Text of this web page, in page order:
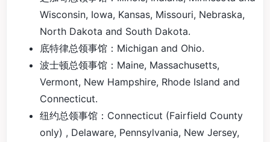
Wisconsin, Iowa, Kansas, Missouri, Nebraska,
North Dakota and South Dakota.
底特律总领事馆：Michigan and Ohio.
波士顿总领事馆：Maine, Massachusetts,
Vermont, New Hampshire, Rhode Island and
Connecticut.
纽约总领事馆：Connecticut (Fairfield County
only) , Delaware, Pennsylvania, New Jersey,